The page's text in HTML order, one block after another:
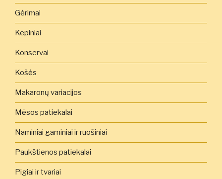
Gėrimai
Kepiniai
Konservai
Košės
Makaronų variacijos
Mėsos patiekalai
Naminiai gaminiai ir ruošiniai
Paukštienos patiekalai
Pigiai ir tvariai